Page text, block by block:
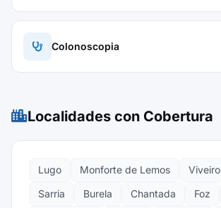
Colonoscopia
Localidades con Cobertura
Lugo Monforte de Lemos Viveiro
Sarria
Burela Chantada Foz